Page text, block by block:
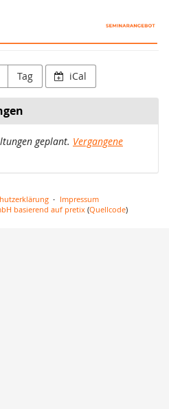
Tag iCal
geplant. Vergangene
Impressum
basierend auf pretix (Quellcode)